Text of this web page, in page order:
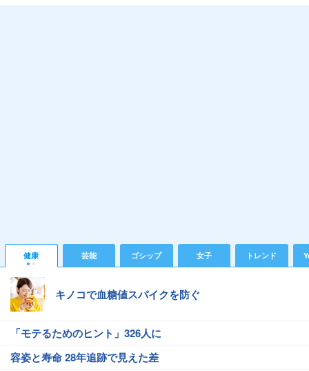
健康 芸能 ゴシップ 女子 トレンド
キノコで血糖値スパイクを防ぐ
「モテるためのヒント」326人に
容姿と寿命 28年追跡で見えた差